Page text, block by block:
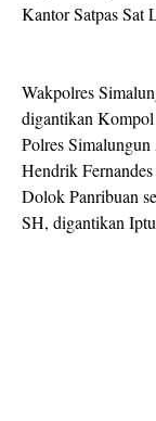
Kantor Satpas Sat
Wakpolres
digantikan
Polres
Hendrik
Dolok Panribuan
SH, digantikan